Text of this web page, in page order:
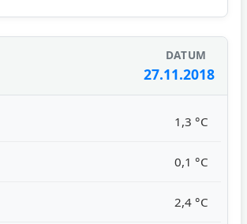
27.11.2018
1,3 °C
0,1 °C
2,4 °C